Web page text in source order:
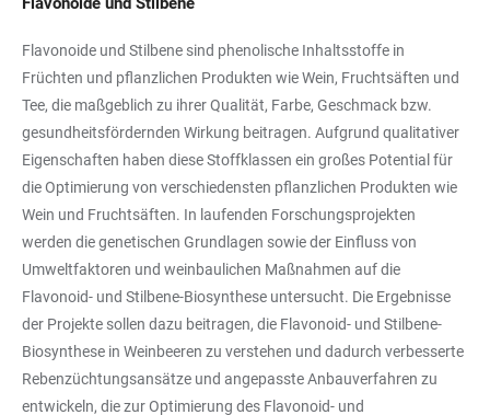
Flavonoide und Stilbene sind phenolische Inhaltsstoffe in
Früchten und pflanzlichen Produkten wie Wein, Fruchtsäften und
Tee, die maßgeblich zu ihrer Qualität, Farbe, Geschmack bzw.
gesundheitsfördernden Wirkung beitragen. Aufgrund qualitativer
Eigenschaften haben diese Stoffklassen ein großes Potential für
die Optimierung von verschiedensten pflanzlichen Produkten wie
Wein und Fruchtsäften. In laufenden Forschungsprojekten
werden die genetischen Grundlagen sowie der Einfluss von
Umweltfaktoren und weinbaulichen Maßnahmen auf die
Flavonoid- und Stilbene-Biosynthese untersucht. Die Ergebnisse
der Projekte sollen dazu beitragen, die Flavonoid- und Stilbene-
Biosynthese in Weinbeeren zu verstehen und dadurch verbesserte
Rebenzüchtungsansätze und angepasste Anbauverfahren zu
entwickeln, die zur Optimierung des Flavonoid- und